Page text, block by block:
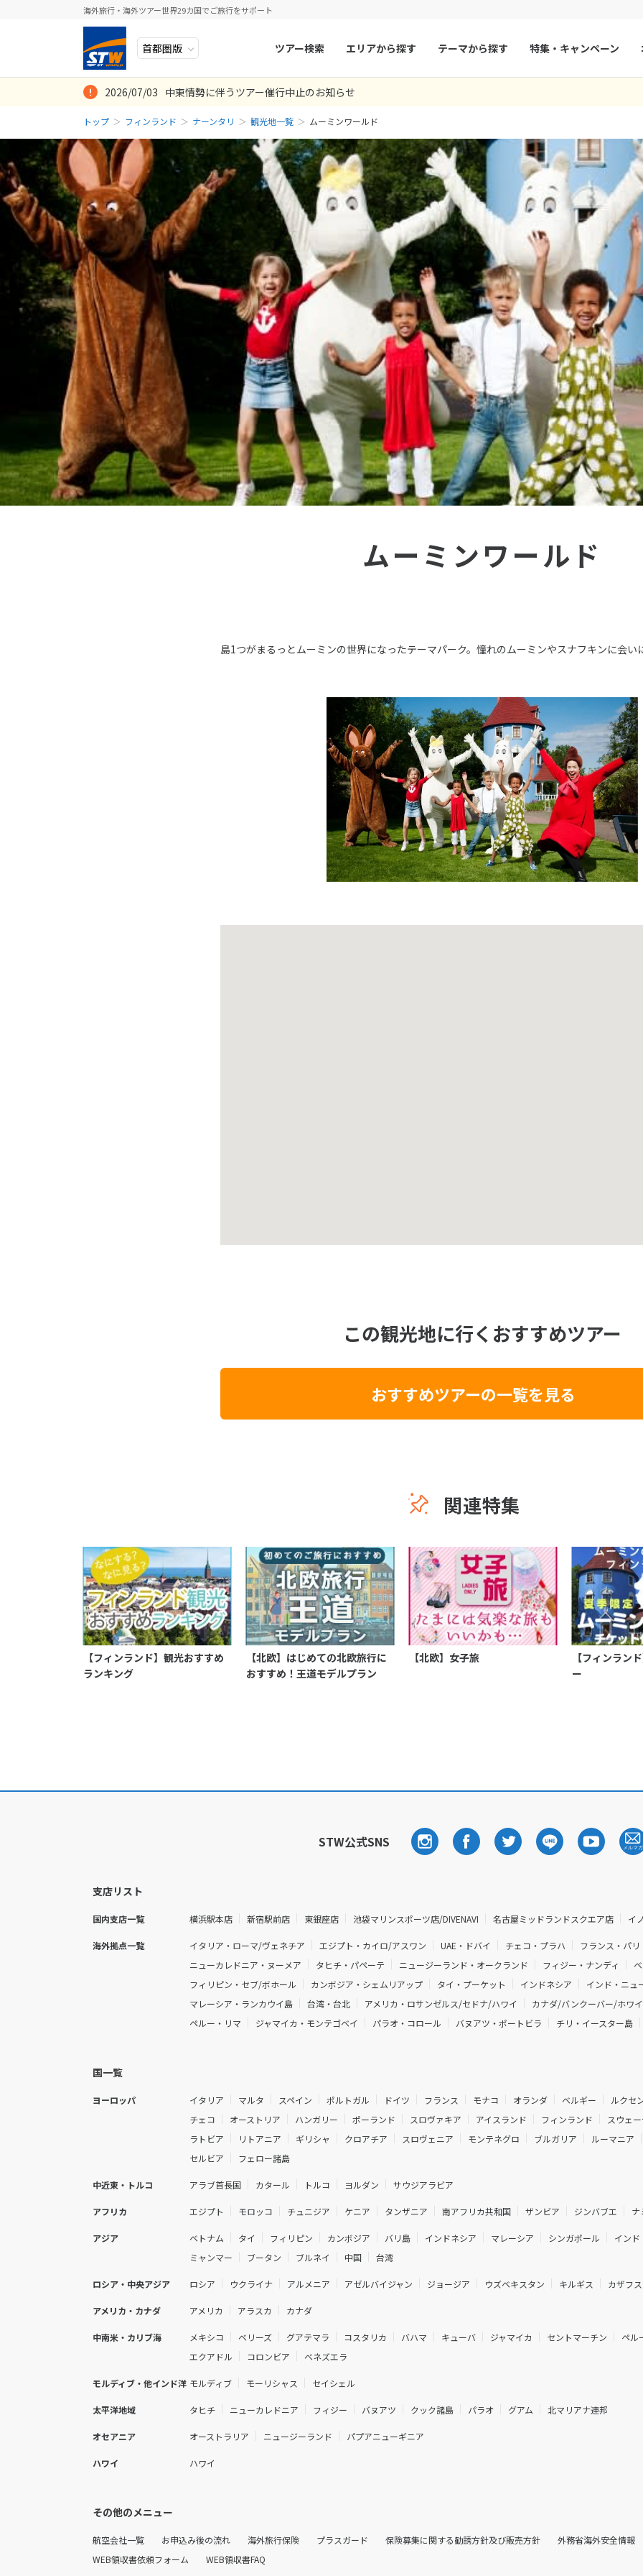
海外旅行・海外ツアー世界29カ国でご旅行をサポート
ツアー検索 エリアから探す
ヨーロッパ
中近東・トルコ
アフリカ
アジア
ロシア・中央アジア
アメリカ・カナダ
中南米・カリブ海
モルディブ・他インド洋
太平洋地域
オセアニア
ハワイ
イタリア
ドイツ
ベルギー
ルクセンブルク イギリス
スイス
チェコ オーストリア
ポーランド
スロヴァキア アイスランド
スウェーデン
デンマーク ノルウェー
ラトビア
リトアニア ギリシャ
スロヴェニア
モンテネグロ ブルガリア
北マケドニア
ボスニア・ヘルツェゴビナ セルビア
テーマから探す
人気のテーマ
お得な旅
誰と行く？
目的
秋旅
年末年始
特集・キャンペーン
2026/07/03 中東情勢に伴うツアー催行中止のお知らせ
トップ フィンランド ナーンタリ 観光地一覧 ムーミンワールド
ムーミンワールド
島1つがまるっとムーミンの世界になったテーマパーク。憧れのムーミンやスナフキンに会い
この観光地に行くおすすめツアー
おすすめツアーの一覧を見る
関連特集
【フィンランド】観光おすすめ
ランキング
【北欧】はじめての北欧旅行に
おすすめ！王道モデルプラン
【北欧】女子旅
【フィンラン
ー
STW公式SNS
支店リスト
国内支店一覧 横浜駅本店 新宿駅前店 東銀座店 池袋マリンスポーツ店/DIVENAVI 名古屋ミッドランドスクエア店 イ
海外拠点一覧 イタリア・ローマ/ヴェネチア エジプト・カイロ/アスワン UAE・ドバイ チェコ・プラハ フランス・パリ
ニューカレドニア・ヌーメア
タヒチ・パペーテ ニュージーランド・オークランド フィジー・ナンディ
フィリピン・セブ/ボホール
カンボジア・シェムリアップ タイ・プーケット インドネシア
インド・ニュ
マレーシア・ランカウイ島
台湾・台北 アメリカ・ロサンゼルス/セドナ/ハワイ カナダ/バンクーバー/ホワ
ペルー・リマ
ジャマイカ・モンテゴベイ パラオ・コロール バヌアツ・ポートビラ チリ・イースター島
国一覧
ヨーロッパ イタリア マルタ スペイン ポルトガル ドイツ フランス モナコ オランダ ベルギー ルクセ
チェコ
オーストリア ハンガリー ポーランド スロヴァキア アイスランド フィンランド スウェ
ラトビア
リトアニア ギリシャ クロアチア スロヴェニア モンテネグロ ブルガリア ルーマニア
セルビア
フェロー諸島
中近東・トルコ アラブ首長国 カタール トルコ ヨルダン サウジアラビア
アフリカ エジプト モロッコ チュニジア ケニア タンザニア 南アフリカ共和国 ザンビア ジンバブエ ナ
アジア ベトナム タイ フィリピン カンボジア バリ島 インドネシア マレーシア シンガポール インド
ミャンマー
ブータン ブルネイ 中国 台湾
ロシア・中央アジア ロシア ウクライナ アルメニア アゼルバイジャン ジョージア ウズベキスタン キルギス カザフ
アメリカ・カナダ アメリカ アラスカ カナダ
中南米・カリブ海 メキシコ ベリーズ グアテマラ コスタリカ バハマ キューバ ジャマイカ セントマーチン ペル
エクアドル
コロンビア ベネズエラ
モルディブ・他インド洋 モルディブ モーリシャス セイシェル
太平洋地域 タヒチ ニューカレドニア フィジー バヌアツ クック諸島 パラオ グアム 北マリアナ連邦
オセアニア オーストラリア ニュージーランド パプアニューギニア
ハワイ ハワイ
その他のメニュー
航空会社一覧 お申込み後の流れ 海外旅行保険 プラスガード 保険募集に関する勧誘方針及び販売方針 外務省海外安全情報
WEB領収書依頼フォーム
WEB領収書FAQ